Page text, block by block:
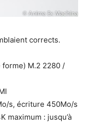
corrects.
forme) M.2 2280 /
s, écriture 450Mo/s
maximum : jusqu’à